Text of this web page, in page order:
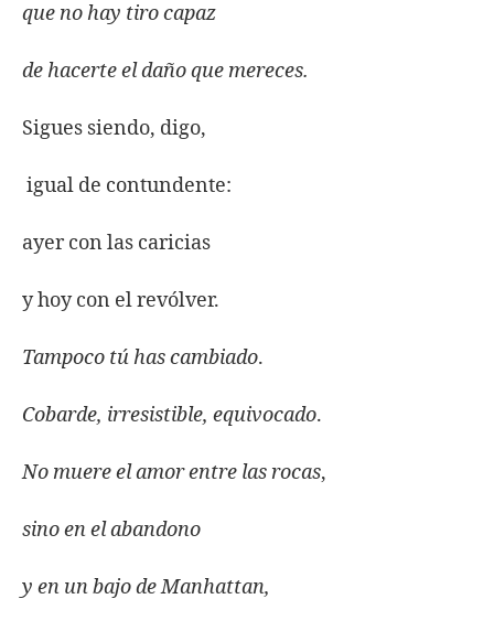
que no hay tiro capaz
de hacerte el daño que mereces.
Sigues siendo, digo,
igual de contundente:
ayer con las caricias
y hoy con el revólver.
Tampoco tú has cambiado.
Cobarde, irresistible, equivocado.
No muere el amor entre las rocas,
sino en el abandono
y en un bajo de Manhattan,